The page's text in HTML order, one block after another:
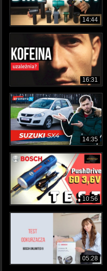
14:44
16:31
14:35
10:56
05:28